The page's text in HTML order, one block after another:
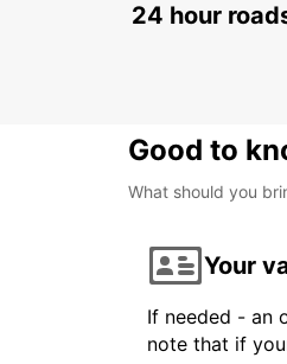
PARIS PLACE
24 hour
Good to
What should you
Your
If needed - an
note that if